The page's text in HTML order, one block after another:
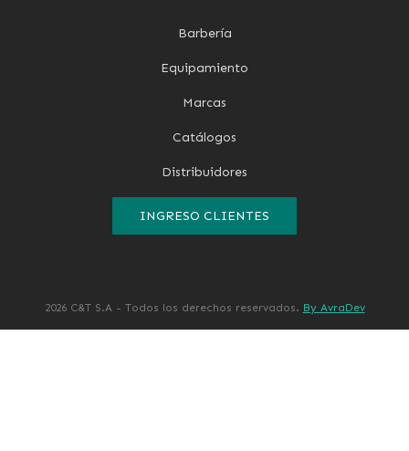
Barbería
Equipamiento
Marcas
Catálogos
Distribuidores
INGRESO CLIENTES
2026 C&T S.A - Todos los derechos reservados. By AvraDev